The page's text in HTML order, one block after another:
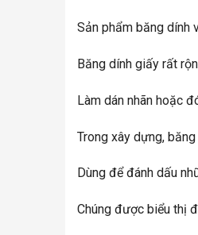
Sản phẩm băng dính
Băng dính giấy rất
Làm dán nhãn hoặc
Trong xây dựng,
Dùng để đánh dấu
Chúng được biểu thị